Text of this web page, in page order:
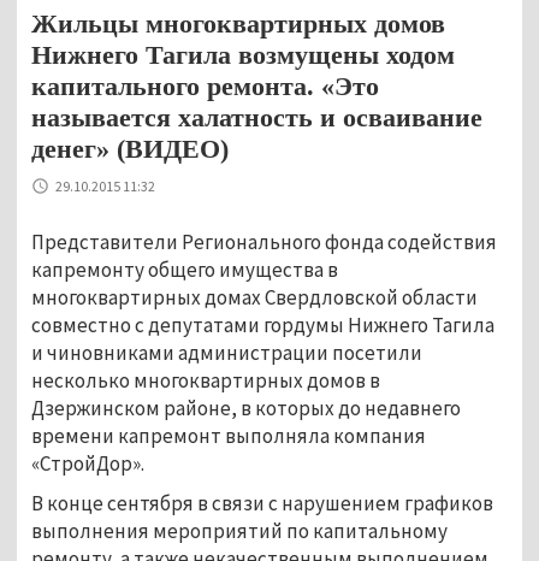
Жильцы многоквартирных домов
Нижнего Тагила возмущены ходом
капитального ремонта. «Это
называется халатность и осваивание
денег» (ВИДЕО)
29.10.2015 11:32
Представители Регионального фонда содействия
капремонту общего имущества в
многоквартирных домах Свердловской области
совместно с депутатами гордумы Нижнего Тагила
и чиновниками администрации посетили
несколько многоквартирных домов в
Дзержинском районе, в которых до недавнего
времени капремонт выполняла компания
«СтройДор».
В конце сентября в связи с нарушением графиков
выполнения мероприятий по капитальному